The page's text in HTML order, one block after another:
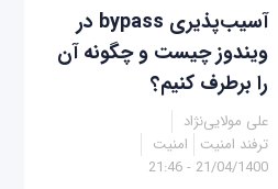
آسیب‌پذیری bypass در
ویندوز چیست و چگونه آن
را برطرف کنیم؟
علی مولایی‌نژاد
ترفند امنیت
امنیت
21/04/1400 - 21:46